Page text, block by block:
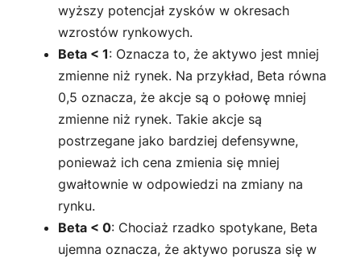
wyższy potencjał zysków w okresach
wzrostów rynkowych.
Beta < 1: Oznacza to, że aktywo jest mniej
zmienne niż rynek. Na przykład, Beta równa
0,5 oznacza, że akcje są o połowę mniej
zmienne niż rynek. Takie akcje są
postrzegane jako bardziej defensywne,
ponieważ ich cena zmienia się mniej
gwałtownie w odpowiedzi na zmiany na
rynku.
Beta < 0: Chociaż rzadko spotykane, Beta
ujemna oznacza, że aktywo porusza się w